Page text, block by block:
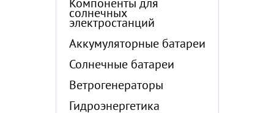
Компоненты для
солнечных
электростанций
Аккумуляторные батареи
Солнечные батареи
Ветрогенераторы
Гидроэнергетика